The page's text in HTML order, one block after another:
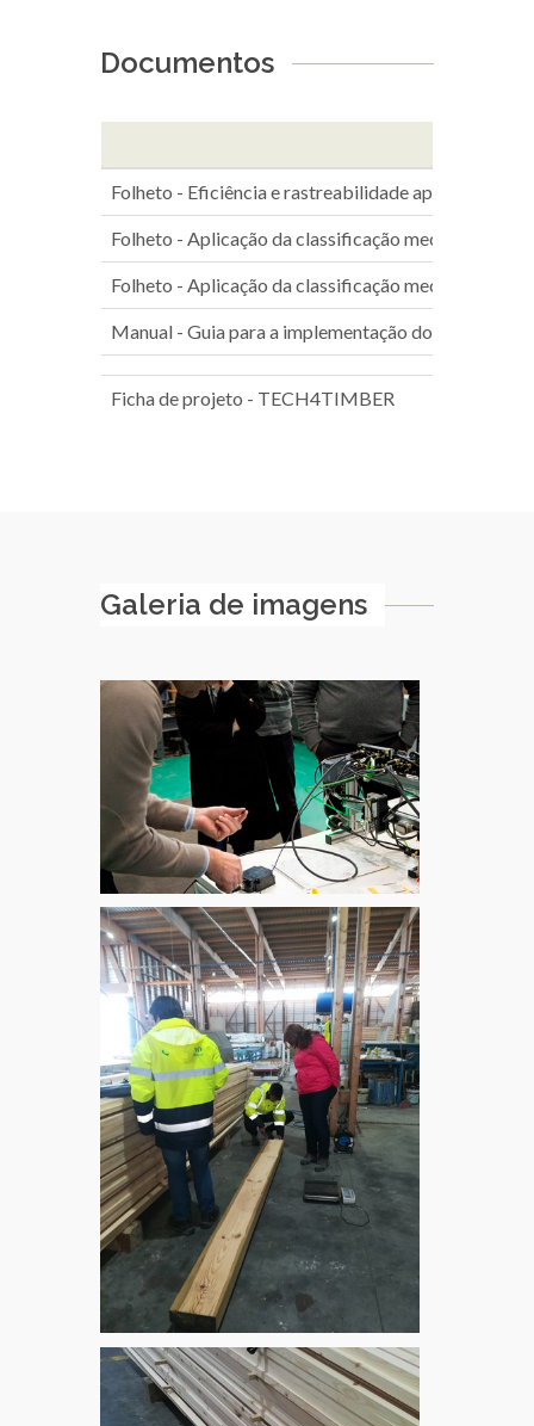
Documentos
Folheto - Eficiência e rastreabilidade aplicada à
Folheto - Aplicação da classificação mecânica ao
Folheto - Aplicação da classificação mecânica ao
Manual - Guia para a implementação do controlo
Ficha de projeto - TECH4TIMBER
Galeria de imagens